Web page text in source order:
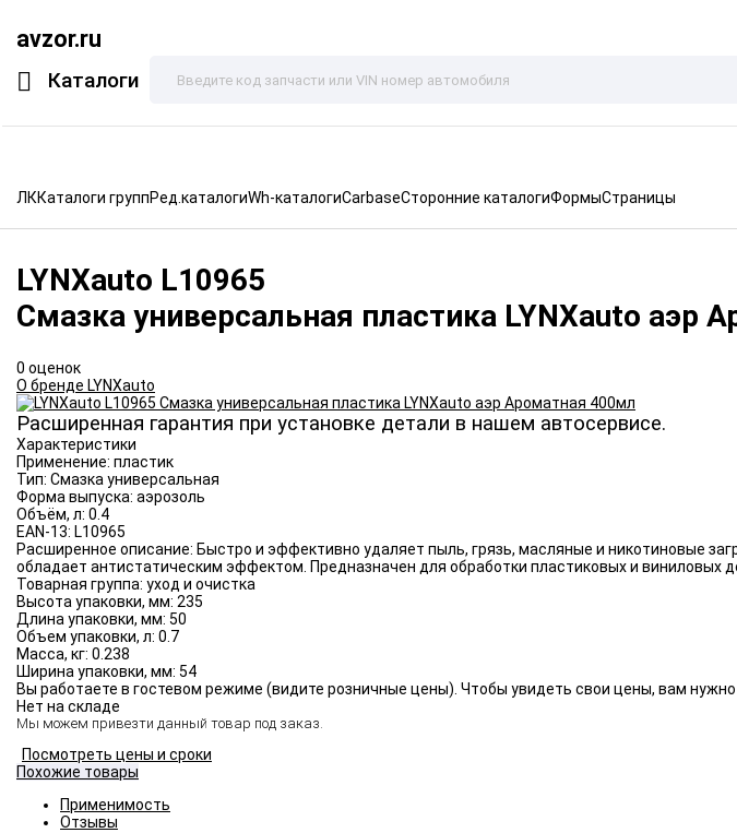
avzor.ru
Каталоги
ЛККаталоги группРед.каталогиWh-каталогиCarbaseСторонние каталогиФормыСтраницы
LYNXauto L10965
Смазка универсальная пластика LYNXauto аэр
0 оценок
О бренде LYNXauto
Расширенная гарантия при установке детали в нашем автосервисе.
Характеристики
Применение: пластик
Тип: Смазка универсальная
Форма выпуска: аэрозоль
Объём, л: 0.4
EAN-13: L10965
Расширенное описание: Быстро и эффективно удаляет пыль, грязь, масляные и никотиновые
обладает антистатическим эффектом. Предназначен для обработки пластиковых и
Товарная группа: уход и очистка
Высота упаковки, мм: 235
Длина упаковки, мм: 50
Объем упаковки, л: 0.7
Масса, кг: 0.238
Ширина упаковки, мм: 54
Вы работаете в гостевом режиме (видите розничные цены). Чтобы увидеть свои цены, вам
Нет на складе
Мы можем привезти данный товар под заказ.
Посмотреть цены и сроки
Похожие товары
Применимость
Отзывы